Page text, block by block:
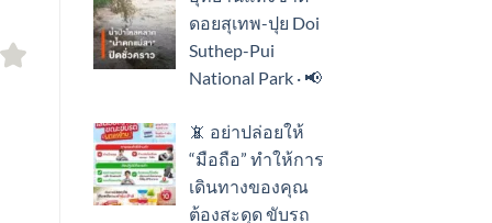
ดอยสุเทพ-ปุย Doi
Suthep-Pui
National Park · 📢
📵 อย่าปล่อยให้
“มือถือ” ทำให้การ
เดินทางของคุณ
ต้องสะดุด ขับรถ